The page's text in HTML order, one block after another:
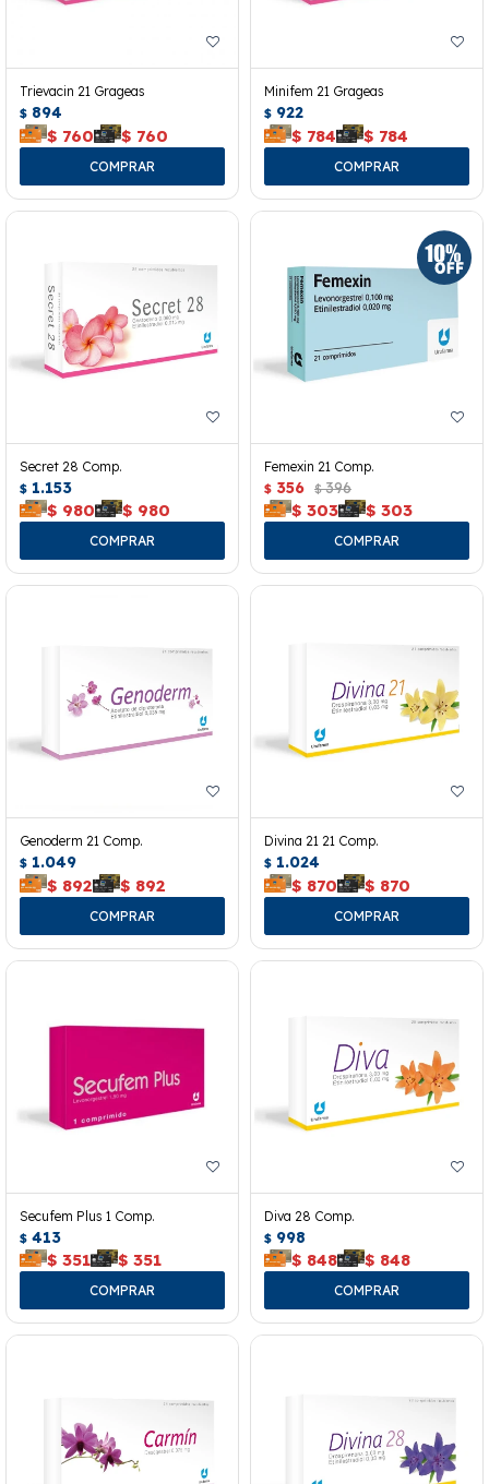
Trievacin 21 Grageas
$ 894
$ 760 $ 760
Minifem 21 Grageas
$ 922
$ 784 $ 784
Secret 28 Comp.
$ 1.153
$ 980 $ 980
Femexin 21 Comp.
$ 356 $ 396
$ 303 $ 303
Genoderm 21 Comp.
$ 1.049
$ 892 $ 892
Divina 21 21 Comp.
$ 1.024
$ 870 $ 870
Secufem Plus 1 Comp.
$ 413
$ 351 $ 351
Diva 28 Comp.
$ 998
$ 848 $ 848